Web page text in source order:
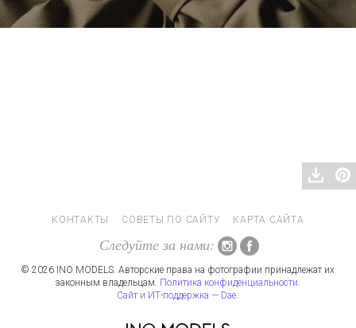
КОНТАКТЫ СОВЕТЫ ПО САЙТУ КАРТА САЙТА
Следуйте за нами:
© 2026 INO MODELS. Авторские права на фотографии принадлежат их
законным владельцам. Политика конфиденциальности.
Сайт и ИТ-поддержка — Dae.